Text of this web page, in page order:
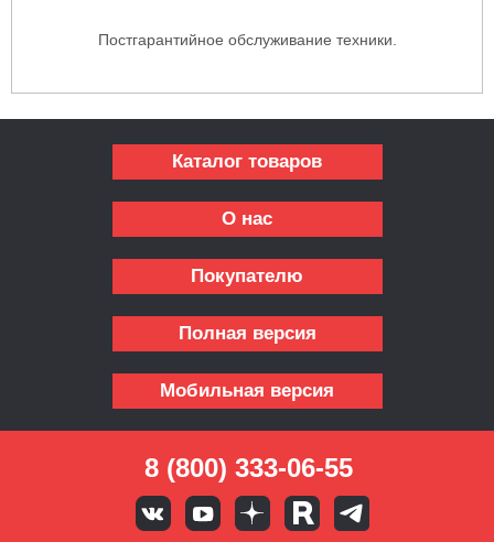
Постгарантийное обслуживание техники.
Каталог товаров
О нас
Покупателю
Полная версия
Мобильная версия
8 (800) 333-06-55